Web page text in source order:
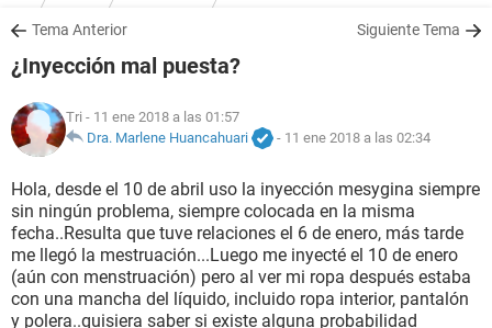
SALUD
FAMILIA
NUTRICIÓN
BIENESTAR
SEXUALIDAD
GLOSARIO
Tema Anterior Siguiente Tema
¿Inyección mal puesta?
Tri - 11 ene 2018 a las 01:57
Dra. Marlene Huancahuari
- 11 ene 2018 a las 02:34
Hola, desde el 10 de abril uso la inyección mesygina siempre
sin ningún problema, siempre colocada en la misma
fecha..Resulta que tuve relaciones el 6 de enero, más tarde
me llegó la mestruación...Luego me inyecté el 10 de enero
(aún con menstruación) pero al ver mi ropa después estaba
con una mancha del líquido, incluido ropa interior, pantalón
y polera..quisiera saber si existe alguna probabilidad